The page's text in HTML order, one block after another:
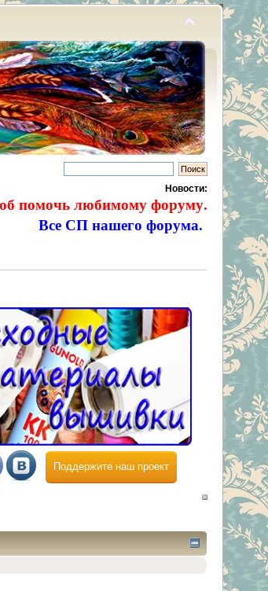
Новости:
помочь любимому форуму.
Все СП нашего форума.
Поддержите наш проект